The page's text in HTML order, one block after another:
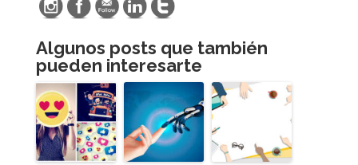
Algunos posts que también
pueden interesarte